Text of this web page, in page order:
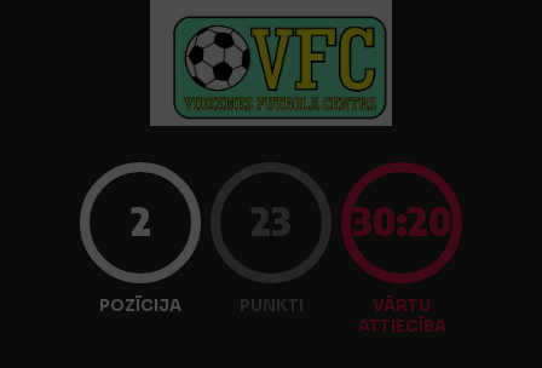
2
POZĪCIJA
23
PUNKTI
30:20
VĀRTU
ATTIECĪBA